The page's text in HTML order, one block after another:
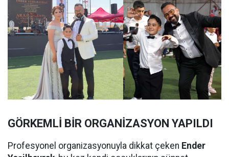
GÖRKEMLİ BİR ORGANİZASYON YAPILDI
Profesyonel organizasyonuyla dikkat çeken Ender